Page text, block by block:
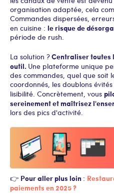
organisation adaptée, cela
Commandes dispersées,
en cuisine : le risque de
période de rush.
La solution ?Centraliser toutes
outil. Une plateforme unique
des commandes, quel que soit
coordonnés, les doublons
lisibilité. Concrètement, vous
sereinement et maîtrisez
lors des pics d'activité.
👉 Pour aller plus loin :
paiements en 2025 ?